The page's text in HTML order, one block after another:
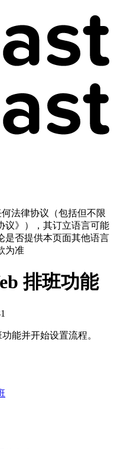
法律协议（包括但不限
议》），其订立语言可能
是否提供本页面其他语言
为准
排班功能
能并开始设置流程。